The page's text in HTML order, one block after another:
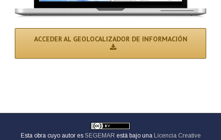
ACCEDER AL GEOLOCALIZADOR DE INFORMACIÓN
Esta obra cuyo autor es SEGEMAR está bajo una Licencia Creative